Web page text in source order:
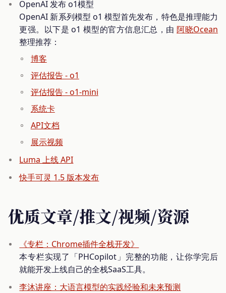
OpenAI 发布 o1模型
OpenAI 新系列模型 o1 模型首先发布，特色是推理能力
更强。以下是 o1 模型的官方信息汇总，由 阿晓Ocean
整理推荐：
博客
评估报告 - o1
评估报告 - o1-mini
系统卡
API文档
展示视频
Luma 上线 API
快手可灵 1.5 版本发布
优质文章/推文/视频/资源
《专栏：Chrome插件全栈开发》
本专栏实现了「PHCopilot」完整的功能，让你学完后
就能开发上线自己的全栈SaaS工具。
李沐讲座：大语言模型的实践经验和未来预测